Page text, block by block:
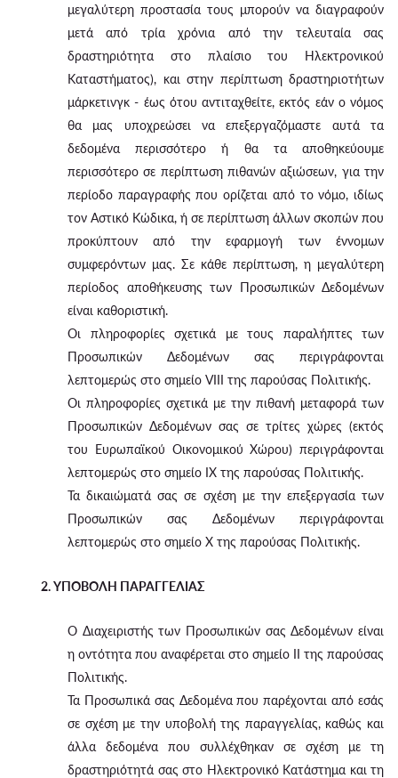
μεγαλύτερη προστασία τους μπορούν να διαγραφούν
μετά από τρία χρόνια από την τελευταία σας
δραστηριότητα στο πλαίσιο του Ηλεκτρονικού
Καταστήματος), και στην περίπτωση δραστηριοτήτων
μάρκετινγκ - έως ότου αντιταχθείτε, εκτός εάν ο νόμος
θα μας υποχρεώσει να επεξεργαζόμαστε αυτά τα
δεδομένα περισσότερο ή θα τα αποθηκεύουμε
περισσότερο σε περίπτωση πιθανών αξιώσεων, για την
περίοδο παραγραφής που ορίζεται από το νόμο, ιδίως
τον Αστικό Κώδικα, ή σε περίπτωση άλλων σκοπών που
προκύπτουν από την εφαρμογή των έννομων
συμφερόντων μας. Σε κάθε περίπτωση, η μεγαλύτερη
περίοδος αποθήκευσης των Προσωπικών Δεδομένων
είναι καθοριστική.
Οι πληροφορίες σχετικά με τους παραλήπτες των
Προσωπικών Δεδομένων σας περιγράφονται
λεπτομερώς στο σημείο VIII της παρούσας Πολιτικής.
Οι πληροφορίες σχετικά με την πιθανή μεταφορά των
Προσωπικών Δεδομένων σας σε τρίτες χώρες (εκτός
του Ευρωπαϊκού Οικονομικού Χώρου) περιγράφονται
λεπτομερώς στο σημείο IX της παρούσας Πολιτικής.
Τα δικαιώματά σας σε σχέση με την επεξεργασία των
Προσωπικών σας Δεδομένων περιγράφονται
λεπτομερώς στο σημείο X της παρούσας Πολιτικής.
2. ΥΠΟΒΟΛΗ ΠΑΡΑΓΓΕΛΙΑΣ
Ο Διαχειριστής των Προσωπικών σας Δεδομένων είναι
η οντότητα που αναφέρεται στο σημείο II της παρούσας
Πολιτικής.
Τα Προσωπικά σας Δεδομένα που παρέχονται από εσάς
σε σχέση με την υποβολή της παραγγελίας, καθώς και
άλλα δεδομένα που συλλέχθηκαν σε σχέση με τη
δραστηριότητά σας στο Ηλεκτρονικό Κατάστημα και τη